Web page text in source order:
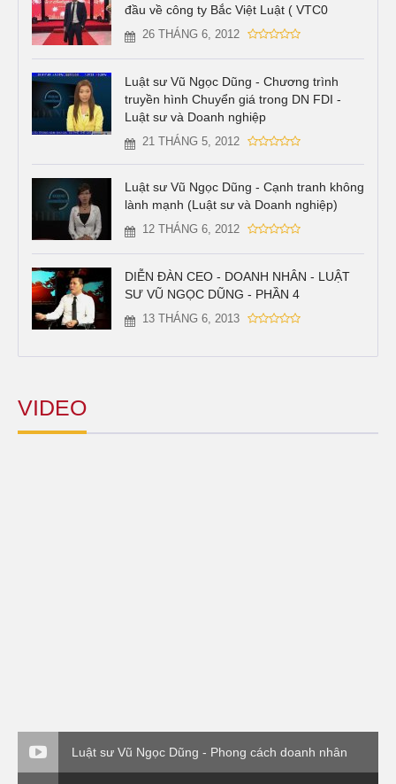
đầu về công ty Bắc Việt Luật ( VTC0
26 THÁNG 6, 2012
Luật sư Vũ Ngọc Dũng - Chương trình
truyền hình Chuyển giá trong DN FDI -
Luật sư và Doanh nghiệp
21 THÁNG 5, 2012
Luật sư Vũ Ngọc Dũng - Cạnh tranh không
lành mạnh (Luật sư và Doanh nghiệp)
12 THÁNG 6, 2012
DIỄN ĐÀN CEO - DOANH NHÂN - LUẬT
SƯ VŨ NGỌC DŨNG - PHẦN 4
13 THÁNG 6, 2013
VIDEO
Luật sư Vũ Ngọc Dũng - Phong cách doanh nhân